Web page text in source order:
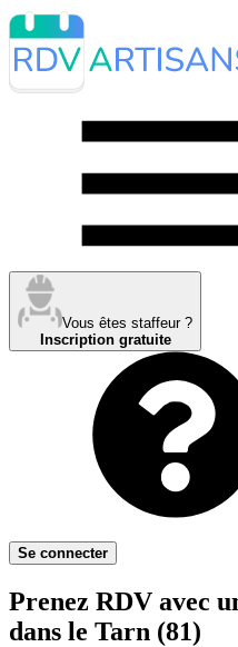
Vous êtes staffeur ?
Inscription gratuite
Se connecter
Prenez RDV avec
dans le Tarn (81)